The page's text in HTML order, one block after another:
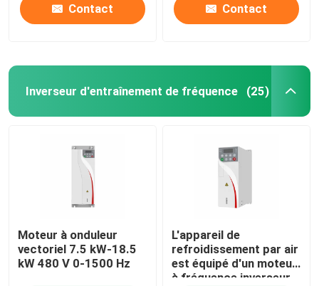
Contact Contact
Inverseur d'entraînement de fréquence (25)
Moteur à onduleur
vectoriel 7.5 kW-18.5
kW 480 V 0-1500 Hz
L'appareil de
refroidissement par air
est équipé d'un moteur
à fréquence inverseur.